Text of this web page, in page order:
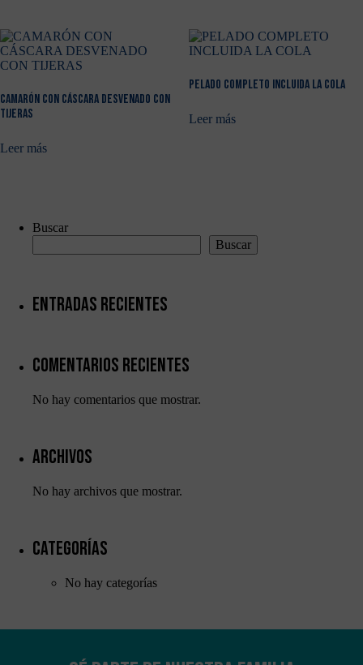
CAMARÓN CON CÁSCARA DESVENADO CON
TIJERAS
Leer más
PELADO COMPLETO INCLUIDA LA COLA
Leer más
Buscar
Buscar
Entradas recientes
Comentarios recientes
No hay comentarios que mostrar.
Archivos
No hay archivos que mostrar.
Categorías
No hay categorías